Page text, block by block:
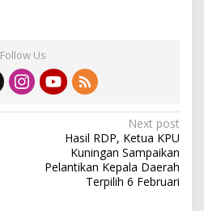
Follow Us
Next post
Hasil RDP, Ketua KPU
Kuningan Sampaikan
Pelantikan Kepala Daerah
Terpilih 6 Februari